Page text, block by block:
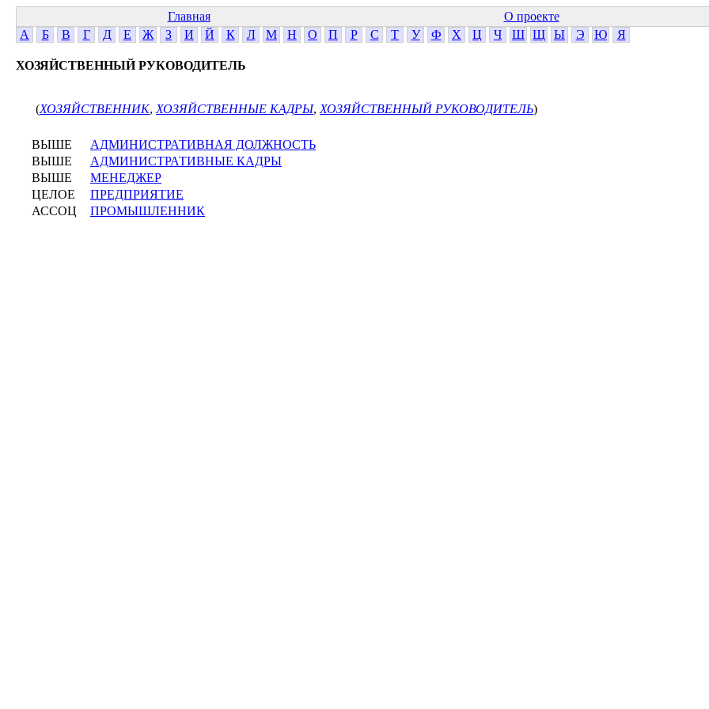
Главная О проекте
А
Б В Г Д Е Ж З И Й К Л М Н О П Р С Т У Ф Х Ц Ч Ш Щ Ы Э Ю Я
ХОЗЯЙСТВЕННЫЙ РУКОВОДИТЕЛЬ
(ХОЗЯЙСТВЕННИК, ХОЗЯЙСТВЕННЫЕ КАДРЫ, ХОЗЯЙСТВЕННЫЙ РУКОВОДИТЕЛЬ)
ВЫШЕ
АДМИНИСТРАТИВНАЯ ДОЛЖНОСТЬ
ВЫШЕ
АДМИНИСТРАТИВНЫЕ КАДРЫ
ВЫШЕ
МЕНЕДЖЕР
ЦЕЛОЕ
ПРЕДПРИЯТИЕ
АССОЦ
ПРОМЫШЛЕННИК